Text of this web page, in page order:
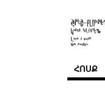
ՀՈՍՔ